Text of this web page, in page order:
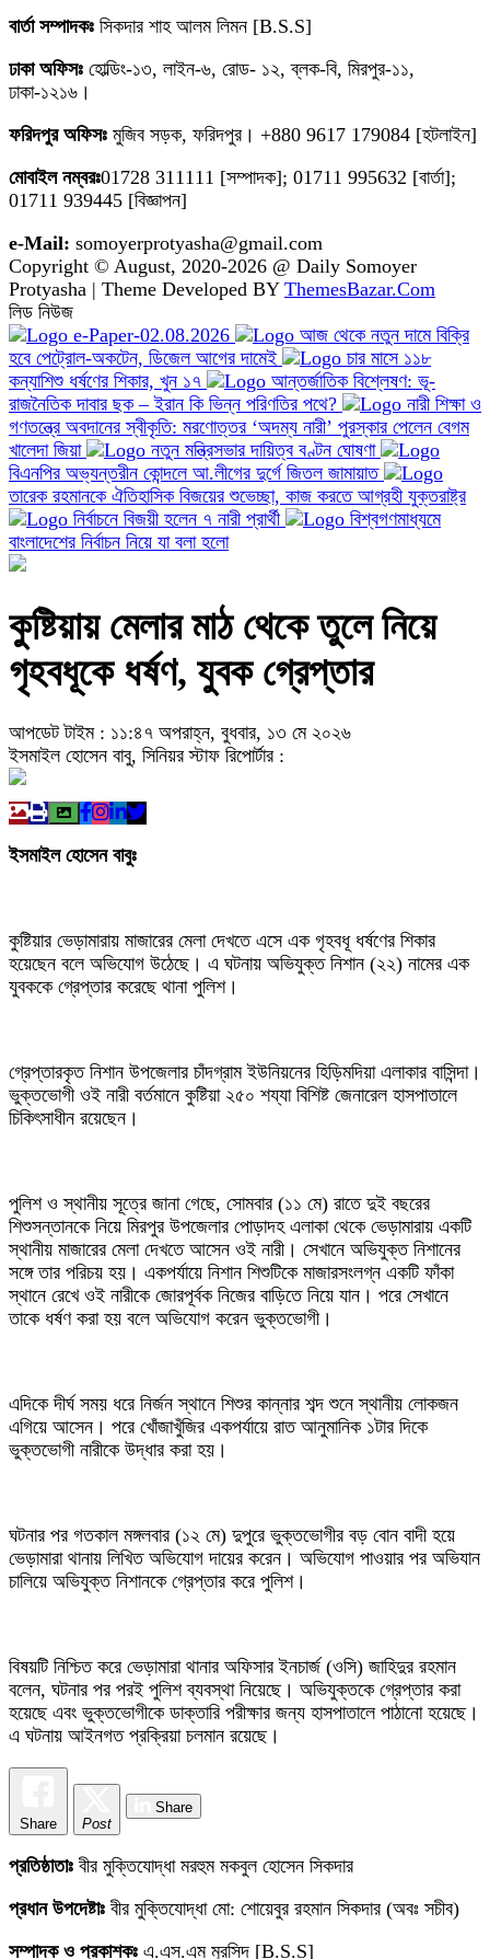
বার্তা সম্পাদকঃ সিকদার শাহ আলম লিমন [B.S.S]
ঢাকা অফিসঃ হোল্ডিং-১৩, লাইন-৬, রোড- ১২, ব্লক-বি, মিরপুর-১১,
ঢাকা-১২১৬।
ফরিদপুর অফিসঃ মুজিব সড়ক, ফরিদপুর। +880 9617 179084 [হটলাইন]
মোবাইল নম্বরঃ01728 311111 [সম্পাদক]; 01711 995632 [বার্তা];
01711 939445 [বিজ্ঞাপন]
e-Mail: somoyerprotyasha@gmail.com
Copyright © August, 2020-2026 @ Daily Somoyer
Protyasha | Theme Developed BY ThemesBazar.Com
লিড নিউজ
e-Paper-02.08.2026
আজ থেকে নতুন দামে বিক্রি
হবে পেট্রোল-অকটেন, ডিজেল আগের দামেই
চার মাসে ১১৮
কন্যাশিশু ধর্ষণের শিকার, খুন ১৭
আন্তর্জাতিক বিশ্লেষণ: ভূ-
রাজনৈতিক দাবার ছক – ইরান কি ভিন্ন পরিণতির পথে?
নারী শিক্ষা ও
গণতন্ত্রে অবদানের স্বীকৃতি: মরণোত্তর ‘অদম্য নারী’ পুরস্কার পেলেন বেগম
খালেদা জিয়া
নতুন মন্ত্রিসভার দায়িত্ব বণ্টন ঘোষণা
বিএনপির অভ্যন্তরীন কোন্দলে আ.লীগের দুর্গে জিতল জামায়াত
তারেক রহমানকে ঐতিহাসিক বিজয়ের শুভেচ্ছা, কাজ করতে আগ্রহী যুক্তরাষ্ট্র
নির্বাচনে বিজয়ী হলেন ৭ নারী প্রার্থী
বিশ্বগণমাধ্যমে
বাংলাদেশের নির্বাচন নিয়ে যা বলা হলো
কুষ্টিয়ায় মেলার মাঠ থেকে তুলে নিয়ে
গৃহবধূকে ধর্ষণ, যুবক গ্রেপ্তার
আপডেট টাইম : ১১:৪৭ অপরাহ্ন, বুধবার, ১৩ মে ২০২৬
ইসমাইল হোসেন বাবু, সিনিয়র স্টাফ রিপোর্টার :
ইসমাইল হােসেন বাবুঃ
কুষ্টিয়ার ভেড়ামারায় মাজারের মেলা দেখতে এসে এক গৃহবধূ ধর্ষণের শিকার
হয়েছেন বলে অভিযোগ উঠেছে। এ ঘটনায় অভিযুক্ত নিশান (২২) নামের এক
যুবককে গ্রেপ্তার করেছে থানা পুলিশ।
গ্রেপ্তারকৃত নিশান উপজেলার চাঁদগ্রাম ইউনিয়নের হিড়িমদিয়া এলাকার বাসিন্দা।
ভুক্তভোগী ওই নারী বর্তমানে কুষ্টিয়া ২৫০ শয্যা বিশিষ্ট জেনারেল হাসপাতালে
চিকিৎসাধীন রয়েছেন।
পুলিশ ও স্থানীয় সূত্রে জানা গেছে, সোমবার (১১ মে) রাতে দুই বছরের
শিশুসন্তানকে নিয়ে মিরপুর উপজেলার পোড়াদহ এলাকা থেকে ভেড়ামারায় একটি
স্থানীয় মাজারের মেলা দেখতে আসেন ওই নারী। সেখানে অভিযুক্ত নিশানের
সঙ্গে তার পরিচয় হয়। একপর্যায়ে নিশান শিশুটিকে মাজারসংলগ্ন একটি ফাঁকা
স্থানে রেখে ওই নারীকে জোরপূর্বক নিজের বাড়িতে নিয়ে যান। পরে সেখানে
তাকে ধর্ষণ করা হয় বলে অভিযোগ করেন ভুক্তভোগী।
এদিকে দীর্ঘ সময় ধরে নির্জন স্থানে শিশুর কান্নার শব্দ শুনে স্থানীয় লোকজন
এগিয়ে আসেন। পরে খোঁজাখুঁজির একপর্যায়ে রাত আনুমানিক ১টার দিকে
ভুক্তভোগী নারীকে উদ্ধার করা হয়।
ঘটনার পর গতকাল মঙ্গলবার (১২ মে) দুপুরে ভুক্তভোগীর বড় বোন বাদী হয়ে
ভেড়ামারা থানায় লিখিত অভিযোগ দায়ের করেন। অভিযোগ পাওয়ার পর অভিযান
চালিয়ে অভিযুক্ত নিশানকে গ্রেপ্তার করে পুলিশ।
বিষয়টি নিশ্চিত করে ভেড়ামারা থানার অফিসার ইনচার্জ (ওসি) জাহিদুর রহমান
বলেন, ঘটনার পর পরই পুলিশ ব্যবস্থা নিয়েছে। অভিযুক্তকে গ্রেপ্তার করা
হয়েছে এবং ভুক্তভোগীকে ডাক্তারি পরীক্ষার জন্য হাসপাতালে পাঠানো হয়েছে।
এ ঘটনায় আইনগত প্রক্রিয়া চলমান রয়েছে।
Share Post
Share
প্রতিষ্ঠাতাঃ বীর মুক্তিযোদ্ধা মরহুম মকবুল হোসেন সিকদার
প্রধান উপদেষ্টাঃ বীর মুক্তিযোদ্ধা মো: শোয়েবুর রহমান সিকদার (অবঃ সচীব)
সম্পাদক ও প্রকাশকঃ এ.এস.এম মুরসিদ [B.S.S]